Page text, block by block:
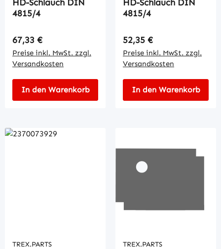
HD-Schlauch DIN
4815/4
Regulärer Preis:
67,33 €
Preise inkl. MwSt. zzgl.
Versandkosten
In den Warenkorb
HD-Schlauch DIN
4815/4
Regulärer Preis:
52,35 €
Preise inkl. MwSt. zzgl.
Versandkosten
In den Warenkorb
TREX.PARTS TREX.PARTS